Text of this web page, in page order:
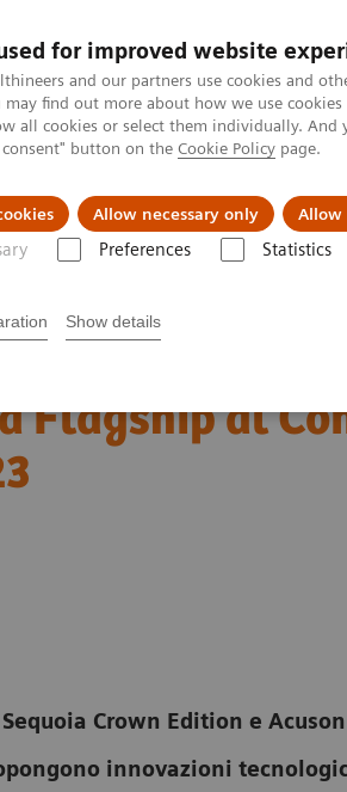
for improved website
and our partners use cookies and
may find out more about how we use
all cookies or select them individually. And
button on the Cookie Policy page.
Allow necessary only Allow
Preferences Statistics
Show details
La nostra azienda
presenta
Flagship al
Crown Edition e
innovazioni